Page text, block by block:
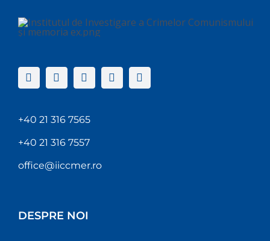
+40 21 316 7565
+40 21 316 7557
office@iiccmer.ro
DESPRE NOI